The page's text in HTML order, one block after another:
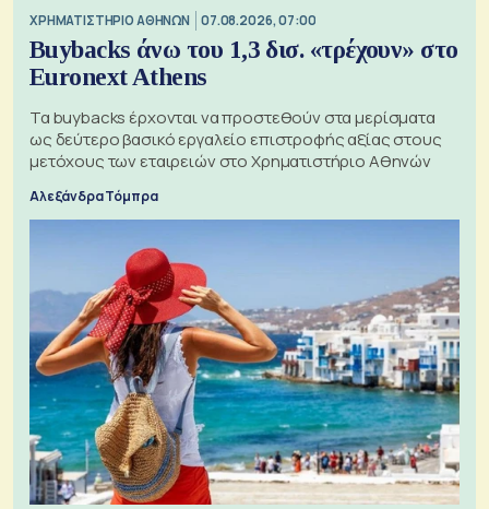
XΡΗΜΑΤΙΣΤΗΡΙΟ ΑΘΗΝΩΝ 07.08.2026, 07:00
Buybacks άνω του 1,3 δισ. «τρέχουν» στο
Euronext Athens
Τα buybacks έρχονται να προστεθούν στα μερίσματα
ως δεύτερο βασικό εργαλείο επιστροφής αξίας στους
μετόχους των εταιρειών στο Χρηματιστήριο Αθηνών
Αλεξάνδρα Τόμπρα